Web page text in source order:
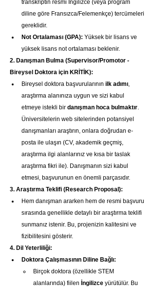
transkriptin resmi İngilizce (veya program
diline göre Fransızca/Felemenkçe) tercümeleri
gereklidir.
Not Ortalaması (GPA): Yüksek bir lisans ve
yüksek lisans not ortalaması beklenir.
2. Danışman Bulma (Supervisor/Promotor -
Bireysel Doktora için KRİTİK):
Bireysel doktora başvurularının ilk adımı,
araştırma alanınıza uygun ve sizi kabul
etmeye istekli bir danışman hoca bulmaktır.
Üniversitelerin web sitelerinden potansiyel
danışmanları araştırın, onlara doğrudan e-
posta ile ulaşın (CV, akademik geçmiş,
araştırma ilgi alanlarınız ve kısa bir taslak
araştırma fikri ile). Danışmanın sizi kabul
etmesi, başvurunun en önemli parçasıdır.
3. Araştırma Teklifi (Research Proposal):
Hem danışman ararken hem de resmi başvuru
sırasında genellikle detaylı bir araştırma teklifi
sunmanız istenir. Bu, projenizin kalitesini ve
fizibilitesini gösterir.
4. Dil Yeterliliği:
Doktora Çalışmasının Diline Bağlı:
Birçok doktora (özellikle STEM
alanlarında) fiilen İngilizce yürütülür. Bu